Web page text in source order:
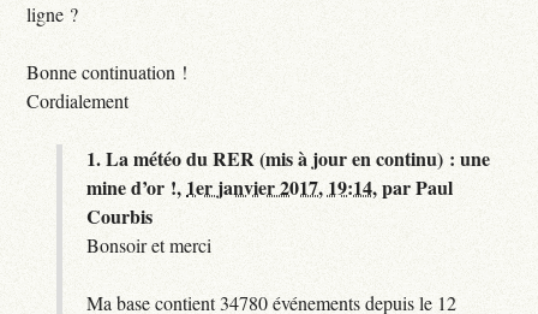
ligne ?
Bonne continuation !
Cordialement
1.La météo du RER (mis à jour en continu) : une
mine d’or !, 1er janvier 2017, 19:14,parPaul
Courbis
Bonsoir et merci
Ma base contient 34780 événements depuis le 12